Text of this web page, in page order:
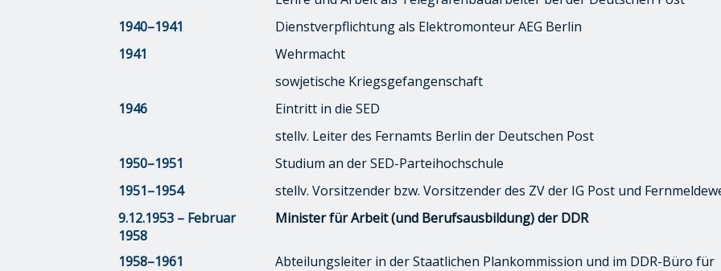
1940–1941
Dienstverpflichtung als Elektromonteur AEG Berlin
1941
Wehrmacht
sowjetische Kriegsgefangenschaft
1946
Eintritt in die SED
stellv. Leiter des Fernamts Berlin der Deutschen Post
1950–1951
Studium an der SED-Parteihochschule
1951–1954
stellv. Vorsitzender bzw. Vorsitzender des ZV der IG Post und
9.12.1953 – Februar
1958
Minister für Arbeit (und Berufsausbildung) der DDR
1958–1961
Abteilungsleiter in der Staatlichen Plankommission und im DDR-Büro für